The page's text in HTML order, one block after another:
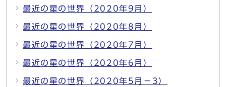
最近の星の世界（2020年9月）
最近の星の世界（2020年8月）
最近の星の世界（2020年7月）
最近の星の世界（2020年6月）
最近の星の世界（2020年5月－3）